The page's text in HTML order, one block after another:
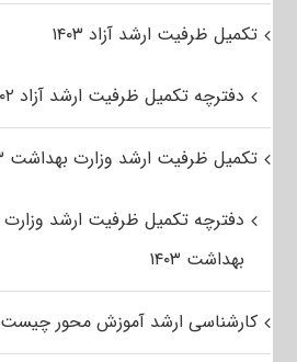
تکمیل ظرفیت ارشد آزاد ۱۴۰۳
دفترچه تکمیل ظرفیت ارشد آزاد ۱۴۰۲
تکمیل ظرفیت ارشد وزارت بهداشت ۱۴۰۳
دفترچه تکمیل ظرفیت ارشد وزارت
بهداشت ۱۴۰۳
کارشناسی ارشد آموزش محور چیست